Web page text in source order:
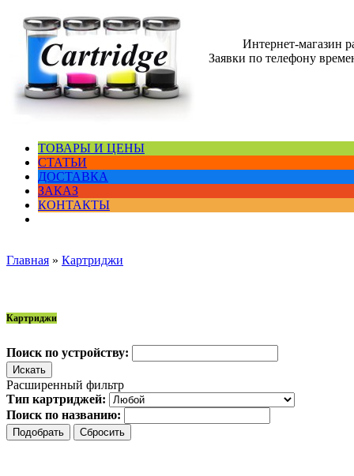
Интернет-магазин
Заявки по телефону
ТОВАРЫ И ЦЕНЫ
СТАТЬИ
ДОСТАВКА
ЗАКАЗ
КОНТАКТЫ
Главная » Картриджи
Картриджи
Поиск по устройству:
Расширенный фильтр
Тип картриджей:
Поиск по названию: